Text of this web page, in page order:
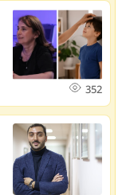
352